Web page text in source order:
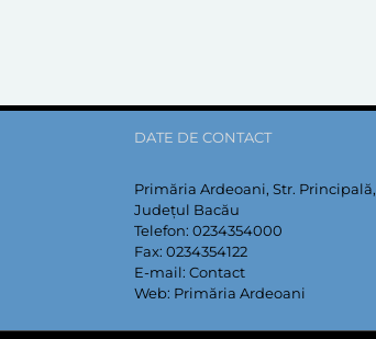
DATE DE CONTACT
Primăria Ardeoani, Str. Principală,
Județul Bacău
Telefon: 0234354000
Fax: 0234354122
E-mail: Contact
Web: Primăria Ardeoani